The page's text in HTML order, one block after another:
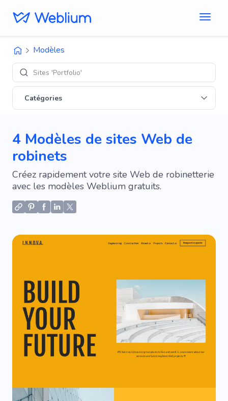
Modèles
Sites 'Portfolio'
Catégories
4 Modèles de sites Web de
robinets
Créez rapidement votre site Web de robinetterie
avec les modèles Weblium gratuits.